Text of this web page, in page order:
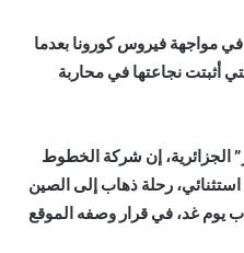
مواجهة فيروس كورونا بعدما
أثبتت نجاعتها في محاربة
الجزائرية، إن شركة الخطوط
رحلة ذهاب إلى الصين
يوم غد، في قرار وصفه الموقع